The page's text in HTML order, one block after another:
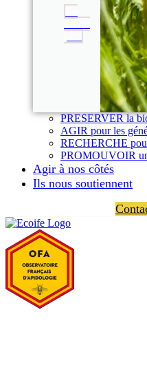
PRESERVER la
AGIR pour les
RECHERCHE
PROMOUVOIR
Agir à nos côtés
Ils nous soutiennent